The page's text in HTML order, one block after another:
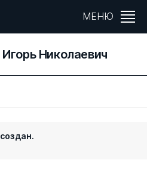
МЕНЮ
Николаевич